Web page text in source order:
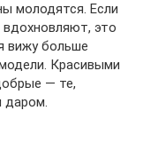
молодятся. Если
это
вижу больше
Красивыми
— те,
даром.